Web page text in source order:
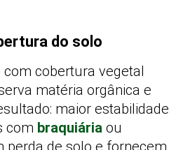
do solo
com cobertura vegetal
matéria orgânica e
maior estabilidade
com braquiária ou
perda de solo e fornecem